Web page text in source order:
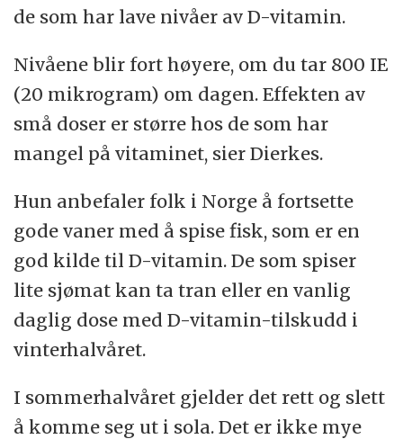
de som har lave nivåer av D-vitamin.
Nivåene blir fort høyere, om du tar 800 IE
(20 mikrogram) om dagen. Effekten av
små doser er større hos de som har
mangel på vitaminet, sier Dierkes.
Hun anbefaler folk i Norge å fortsette
gode vaner med å spise fisk, som er en
god kilde til D-vitamin. De som spiser
lite sjømat kan ta tran eller en vanlig
daglig dose med D-vitamin-tilskudd i
vinterhalvåret.
I sommerhalvåret gjelder det rett og slett
å komme seg ut i sola. Det er ikke mye